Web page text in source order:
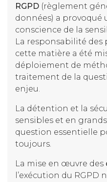
RGPD (règlement
données) a provoqué
conscience de la
La responsabilité des
cette matière a été
déploiement de
traitement de la
enjeu.
La détention et la
sensibles et en
question essentielle
toujours.
La mise en œuvre des
l’exécution du RGPD